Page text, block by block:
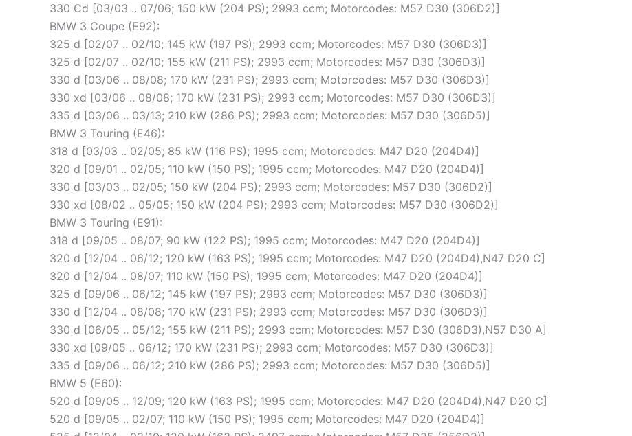
330 Cd [03/03 .. 07/06; 150 kW (204 PS); 2993 ccm; Motorcodes: M57 D30 (306D2)]
BMW 3 Coupe (E92):
325 d [02/07 .. 02/10; 145 kW (197 PS); 2993 ccm; Motorcodes: M57 D30 (306D3)]
325 d [02/07 .. 02/10; 155 kW (211 PS); 2993 ccm; Motorcodes: M57 D30 (306D3)]
330 d [03/06 .. 08/08; 170 kW (231 PS); 2993 ccm; Motorcodes: M57 D30 (306D3)]
330 xd [03/06 .. 08/08; 170 kW (231 PS); 2993 ccm; Motorcodes: M57 D30 (306D3)]
335 d [03/06 .. 03/13; 210 kW (286 PS); 2993 ccm; Motorcodes: M57 D30 (306D5)]
BMW 3 Touring (E46):
318 d [03/03 .. 02/05; 85 kW (116 PS); 1995 ccm; Motorcodes: M47 D20 (204D4)]
320 d [09/01 .. 02/05; 110 kW (150 PS); 1995 ccm; Motorcodes: M47 D20 (204D4)]
330 d [03/03 .. 02/05; 150 kW (204 PS); 2993 ccm; Motorcodes: M57 D30 (306D2)]
330 xd [08/02 .. 05/05; 150 kW (204 PS); 2993 ccm; Motorcodes: M57 D30 (306D2)]
BMW 3 Touring (E91):
318 d [09/05 .. 08/07; 90 kW (122 PS); 1995 ccm; Motorcodes: M47 D20 (204D4)]
320 d [12/04 .. 06/12; 120 kW (163 PS); 1995 ccm; Motorcodes: M47 D20 (204D4),N47 D20 C]
320 d [12/04 .. 08/07; 110 kW (150 PS); 1995 ccm; Motorcodes: M47 D20 (204D4)]
325 d [09/06 .. 06/12; 145 kW (197 PS); 2993 ccm; Motorcodes: M57 D30 (306D3)]
330 d [12/04 .. 08/08; 170 kW (231 PS); 2993 ccm; Motorcodes: M57 D30 (306D3)]
330 d [06/05 .. 05/12; 155 kW (211 PS); 2993 ccm; Motorcodes: M57 D30 (306D3),N57 D30 A]
330 xd [09/05 .. 06/12; 170 kW (231 PS); 2993 ccm; Motorcodes: M57 D30 (306D3)]
335 d [09/06 .. 06/12; 210 kW (286 PS); 2993 ccm; Motorcodes: M57 D30 (306D5)]
BMW 5 (E60):
520 d [09/05 .. 12/09; 120 kW (163 PS); 1995 ccm; Motorcodes: M47 D20 (204D4),N47 D20 C]
520 d [09/05 .. 02/07; 110 kW (150 PS); 1995 ccm; Motorcodes: M47 D20 (204D4)]